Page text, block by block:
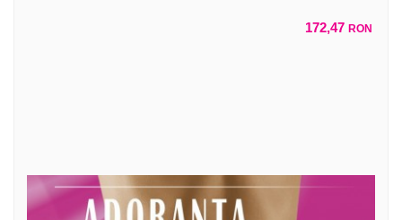
172,47 RON